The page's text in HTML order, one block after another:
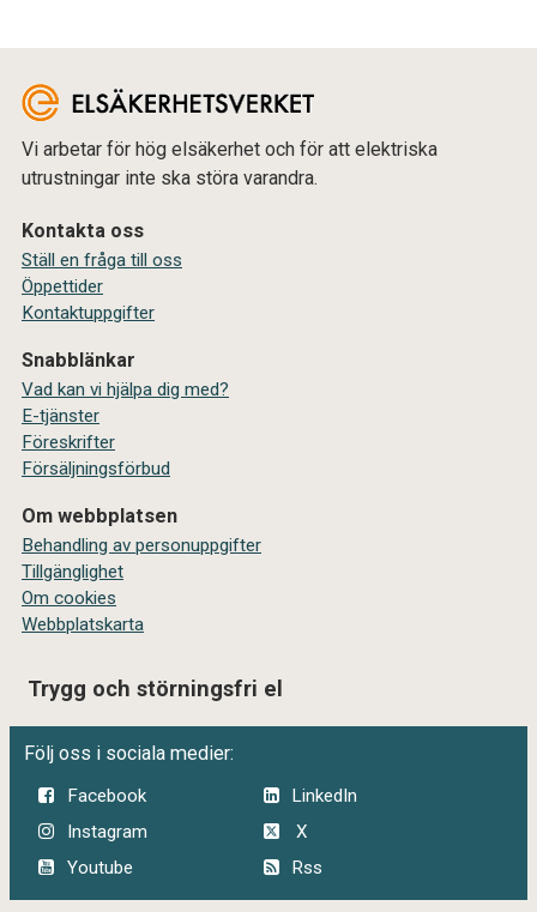
Vi arbetar för hög elsäkerhet och för att elektriska
utrustningar inte ska störa varandra.
Kontakta oss
Ställ en fråga till oss
Öppettider
Kontaktuppgifter
Snabblänkar
Vad kan vi hjälpa dig med?
E-tjänster
Föreskrifter
Försäljningsförbud
Om webbplatsen
Behandling av personuppgifter
Tillgänglighet
Om cookies
Webbplatskarta
Trygg och störningsfri el
Följ oss i sociala medier:
Facebook
LinkedIn
Instagram
X
Youtube
Rss